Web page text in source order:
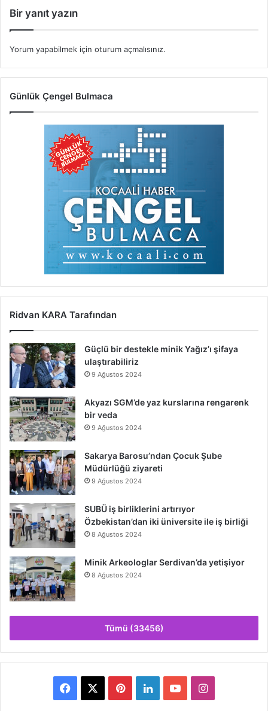
Bir yanıt yazın
Yorum yapabilmek için oturum açmalısınız.
Günlük Çengel Bulmaca
Ridvan KARA Tarafından
Güçlü bir destekle minik Yağız’ı şifaya
ulaştırabiliriz
9 Ağustos 2024
Akyazı SGM’de yaz kurslarına rengarenk
bir veda
9 Ağustos 2024
Sakarya Barosu’ndan Çocuk Şube
Müdürlüğü ziyareti
9 Ağustos 2024
SUBÜ iş birliklerini artırıyor
Özbekistan’dan iki üniversite ile iş birliği
8 Ağustos 2024
Minik Arkeologlar Serdivan’da yetişiyor
8 Ağustos 2024
Tümü (33456)
Facebook PinterestLinkedInYouTubeInstagram